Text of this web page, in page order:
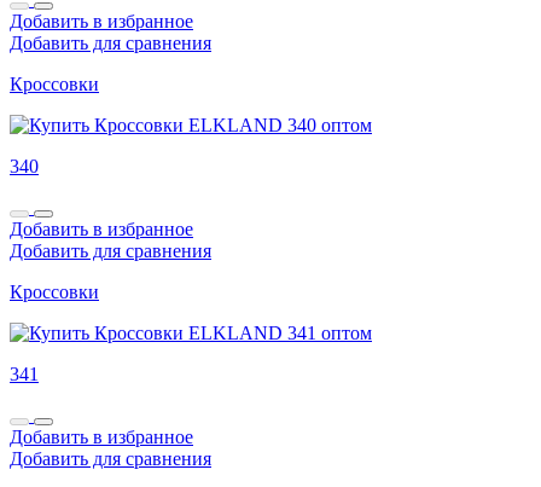
Добавить в избранное
Добавить для сравнения
Кроссовки
340
Добавить в избранное
Добавить для сравнения
Кроссовки
341
Добавить в избранное
Добавить для сравнения